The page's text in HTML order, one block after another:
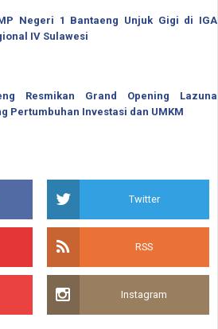
Negeri 1 Bantaeng Unjuk Gigi di IGA
IV Sulawesi
Resmikan Grand Opening Lazuna
Pertumbuhan Investasi dan UMKM
Twitter
RSS
Instagram